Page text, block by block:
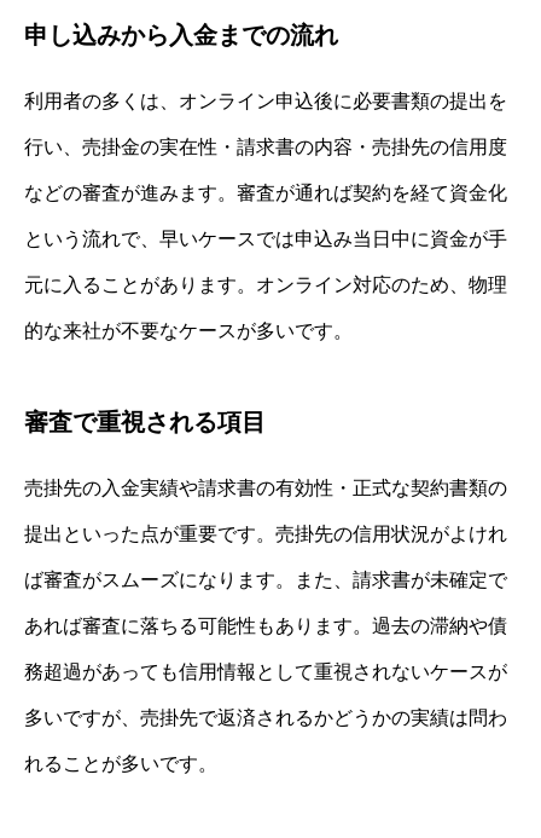
申し込みから入金までの流れ
利用者の多くは、オンライン申込後に必要書類の提出を
行い、売掛金の実在性・請求書の内容・売掛先の信用度
などの審査が進みます。審査が通れば契約を経て資金化
という流れで、早いケースでは申込み当日中に資金が手
元に入ることがあります。オンライン対応のため、物理
的な来社が不要なケースが多いです。
審査で重視される項目
売掛先の入金実績や請求書の有効性・正式な契約書類の
提出といった点が重要です。売掛先の信用状況がよけれ
ば審査がスムーズになります。また、請求書が未確定で
あれば審査に落ちる可能性もあります。過去の滞納や債
務超過があっても信用情報として重視されないケースが
多いですが、売掛先で返済されるかどうかの実績は問わ
れることが多いです。